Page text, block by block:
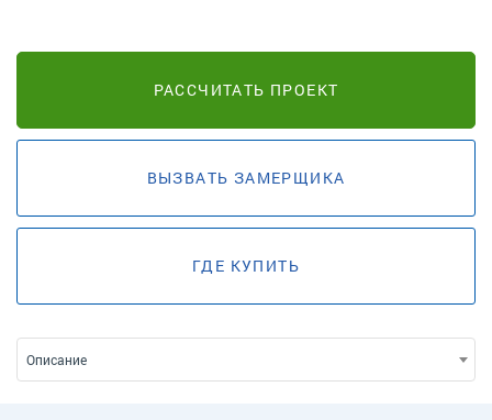
РАССЧИТАТЬ ПРОЕКТ
ВЫЗВАТЬ ЗАМЕРЩИКА
ГДЕ КУПИТЬ
Описание